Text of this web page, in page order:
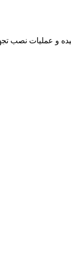
ارم به اتمام رسیده